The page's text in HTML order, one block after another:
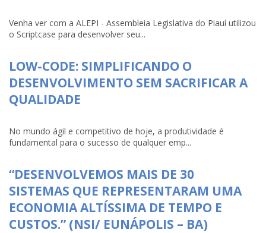
Venha ver com a ALEPI - Assembleia Legislativa do Piauí utilizou
o Scriptcase para desenvolver seu...
LOW-CODE: SIMPLIFICANDO O
DESENVOLVIMENTO SEM SACRIFICAR A
QUALIDADE
No mundo ágil e competitivo de hoje, a produtividade é
fundamental para o sucesso de qualquer emp...
“DESENVOLVEMOS MAIS DE 30
SISTEMAS QUE REPRESENTARAM UMA
ECONOMIA ALTÍSSIMA DE TEMPO E
CUSTOS.” (NSI/ EUNÁPOLIS – BA)